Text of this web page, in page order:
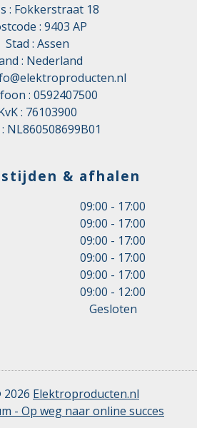
: Fokkerstraat 18
: 9403 AP
Stad : Assen
: Nederland
: 0592407500
: 76103900
NL860508699B01
& afhalen
09:00 - 17:00
09:00 - 17:00
09:00 - 17:00
09:00 - 17:00
09:00 - 17:00
09:00 - 12:00
Gesloten
Elektroproducten.nl
- Op weg naar online succes